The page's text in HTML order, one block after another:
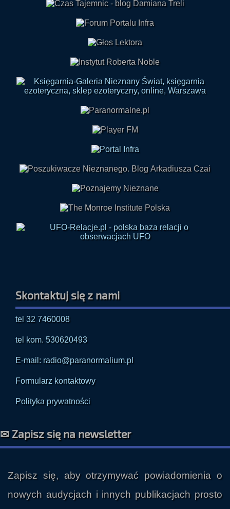
tel 32 7460008
tel kom. 530620493
E-mail: radio@paranormalium.pl
Formularz kontaktowy
Polityka prywatności
nowych audycjach i innych publikacjach prosto
na swoją skrzynkę e-mailową.